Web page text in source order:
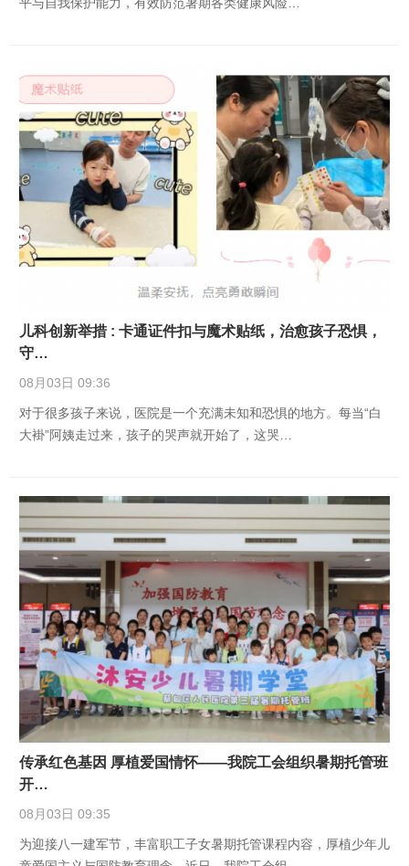
儿科创新举措 : 卡通证件扣与魔术贴纸，治愈孩子恐惧，
守…
08月03日 09:36
对于很多孩子来说，医院是一个充满未知和恐惧的地方。每当“白
大褂”阿姨走过来，孩子的哭声就开始了，这哭…
传承红色基因 厚植爱国情怀——我院工会组织暑期托管班
开…
08月03日 09:35
为迎接八一建军节，丰富职工子女暑期托管课程内容，厚植少年儿